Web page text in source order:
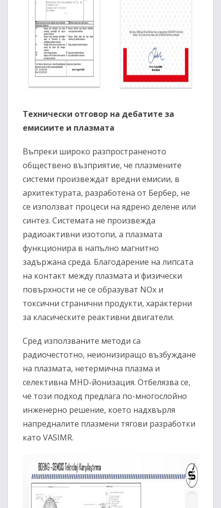
Технически отговор на дебатите за
емисиите и плазмата
Въпреки широко разпространеното
обществено възприятие, че плазмените
системи произвеждат вредни емисии, в
архитектурата, разработена от Бербер, не
се използват процеси на ядрено делене или
синтез. Системата не произвежда
радиоактивни изотопи, а плазмата
функционира в напълно магнитно
задържана среда. Благодарение на липсата
на контакт между плазмата и физически
повърхности не се образуват NOx и
токсични странични продукти, характерни
за класическите реактивни двигатели.
Сред използваните методи са
радиочестотно, неионизиращо възбуждане
на плазмата, нетермична плазма и
селективна MHD-йонизация. Отбелязва се,
че този подход предлага по-многослойно
инженерно решение, което надхвърля
напредналите плазмени тягови разработки
като VASIMR.